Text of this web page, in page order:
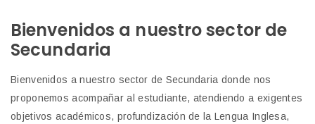
Bienvenidos a nuestro sector de
Secundaria
Bienvenidos a nuestro sector de Secundaria donde nos
proponemos acompañar al estudiante, atendiendo a exigentes
objetivos académicos, profundización de la Lengua Inglesa,